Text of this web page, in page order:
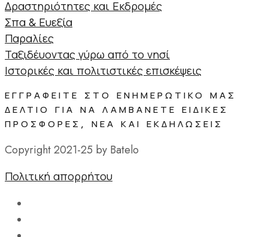
Δραστηριότητες και Εκδρομές
Σπα & Ευεξία
Παραλίες
Ταξιδέυοντας γύρω από το νησί
Ιστορικές και πολιτιστικές επισκέψεις
ΕΓΓΡΑΦΕΊΤΕ ΣΤΟ ΕΝΗΜΕΡΩΤΙΚΌ ΜΑΣ
ΔΕΛΤΊΟ ΓΙΑ ΝΑ ΛΑΜΒΆΝΕΤΕ ΕΙΔΙΚΈΣ
ΠΡΟΣΦΟΡΈΣ, ΝΈΑ ΚΑΙ ΕΚΔΗΛΏΣΕΙΣ
Copyright 2021-25 by Batelo
Πολιτική απορρήτου